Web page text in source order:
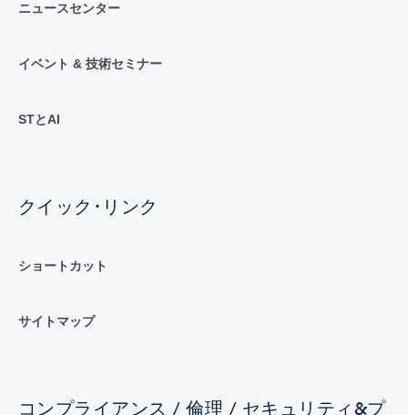
ニュースセンター
イベント & 技術セミナー
STとAI
クイック･リンク
ショートカット
サイトマップ
コンプライアンス / 倫理 / セキュリティ&プ